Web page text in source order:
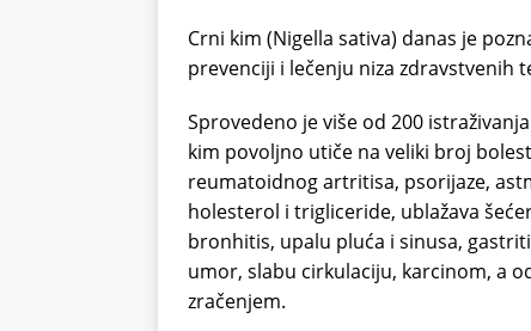
Crni kim (Nigella sativa) danas je
prevenciji i lečenju niza zdravstvenih
Sprovedeno je više od 200
kim povoljno utiče na veliki broj
reumatoidnog artritisa, psorijaze,
holesterol i trigliceride, ublažava
bronhitis, upalu pluća i sinusa,
umor, slabu cirkulaciju, karcinom, a
zračenjem.